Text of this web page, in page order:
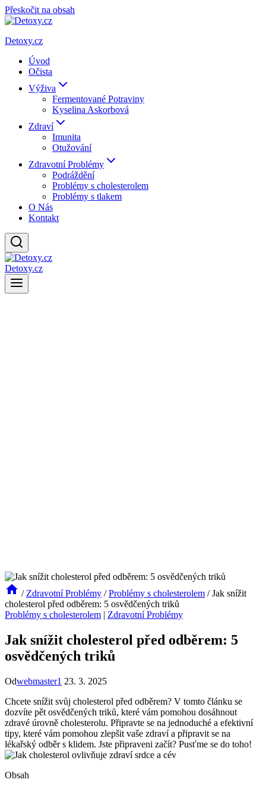
Přeskočit na obsah
Detoxy.cz
Úvod
Očista
Výživa
Fermentované Potraviny
Kyselina Askorbová
Zdraví
Imunita
Otužování
Zdravotní Problémy
Podráždění
Problémy s cholesterolem
Problémy s tlakem
O Nás
Kontakt
Detoxy.cz
/ Zdravotní Problémy / Problémy s cholesterolem / Jak snížit
cholesterol před odběrem: 5 osvědčených triků
Problémy s cholesterolem | Zdravotní Problémy
Jak snížit cholesterol před odběrem: 5
osvědčených triků
Odwebmaster1 23. 3. 2025
Chcete snížit svůj cholesterol před odběrem? V tomto článku se
dozvíte pět osvědčených triků, které vám pomohou dosáhnout
zdravé úrovně cholesterolu. Připravte se na jednoduché a efektivní
tipy, které vám pomohou zlepšit vaše zdraví a připravit se na
lékařský odběr s klidem. Jste připraveni začít? Pusťme se do toho!
Obsah